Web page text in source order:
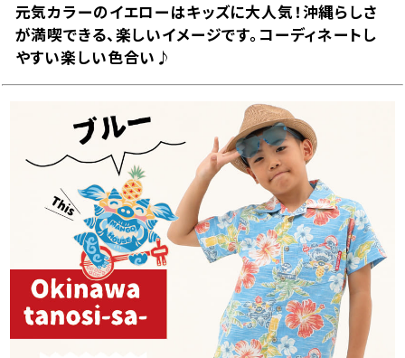
120cm
9,240
在庫数 2
カートに入れる
¥9,240 カートに入れる
¥9,240
在庫切れ
店舗取り寄せ申請
150cm
¥9,790
在庫切れ
店舗取り寄せ申請
イエロー
カートに入れる
元気カラーのイエローはキッズに大人気！沖縄らしさ
が満喫できる、楽しいイメージです。コーディネートし
やすい楽しい色合い♪